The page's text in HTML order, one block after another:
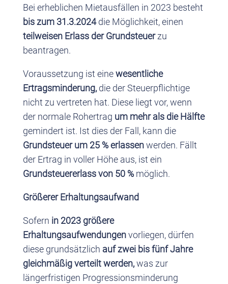
Bei erheblichen Mietausfällen in 2023 besteht
bis zum 31.3.2024die Möglichkeit, einen
teilweisen Erlass der Grundsteuerzu
beantragen.
Voraussetzung ist einewesentliche
Ertragsminderung,die der Steuerpflichtige
nicht zu vertreten hat. Diese liegt vor, wenn
der normale Rohertrag um mehr als die Hälfte
gemindert ist. Ist dies der Fall, kann die
Grundsteuer um 25 % erlassenwerden. Fällt
der Ertrag in voller Höhe aus, ist ein
Grundsteuererlass von 50 %möglich.
Größerer Erhaltungsaufwand
Sofern in 2023 größere
Erhaltungsaufwendungenvorliegen, dürfen
diese grundsätzlich auf zwei bis fünf Jahre
gleichmäßig verteilt werden,was zur
längerfristigen Progressionsminderung